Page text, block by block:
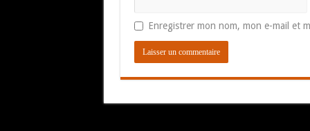
Enregistrer mon nom, mon e-mail et